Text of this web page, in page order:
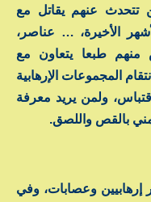
تتحدث عنهم يقاتل مع
الأخيرة، … عناصر،
طبعا يتعاون مع
المجموعات الإرهابية
ولمن يريد معرفة
بالقص واللصق.
وعصابات، وفي